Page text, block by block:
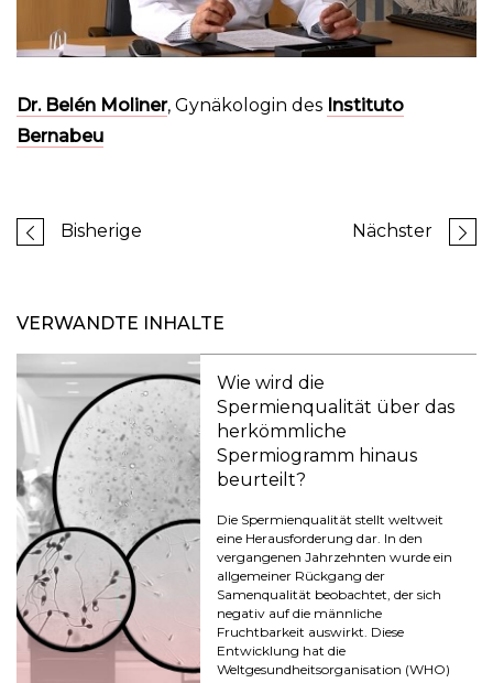
Dr. Belén Moliner, Gynäkologin des Instituto
Bernabeu
Bisherige Nächster
VERWANDTE INHALTE
Wie wird die
Spermienqualität über das
herkömmliche
Spermiogramm hinaus
beurteilt?
Die Spermienqualität stellt weltweit
eine Herausforderung dar. In den
vergangenen Jahrzehnten wurde ein
allgemeiner Rückgang der
Samenqualität beobachtet, der sich
negativ auf die männliche
Fruchtbarkeit auswirkt. Diese
Entwicklung hat die
Weltgesundheitsorganisation (WHO)